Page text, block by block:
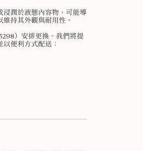
浸潤於液態內容物，可能導
持其外觀與耐用性。
）安排更換。我們將提
便利方式配送：